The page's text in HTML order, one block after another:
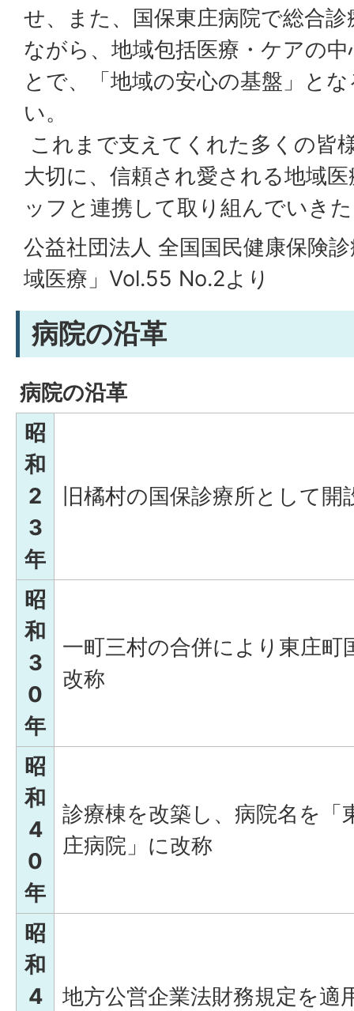
せ、また、国保東庄病院で総合
ながら、地域包括医療・ケアの
とで、「地域の安心の基盤」と
い。
これまで支えてくれた多くの皆
大切に、信頼され愛される地域
ッフと連携して取り組んでいき
公益社団法人 全国国民健康保険
域医療」Vol.55 No.2より
病院の沿革
病院の沿革
昭
和
2
3
年
旧橘村の国保診療所として開
昭
和
3
0
年
一町三村の合併により東庄町
改称
昭
和
4
0
年
診療棟を改築し、病院名を「
庄病院」に改称
昭
和
4
地方公営企業法財務規定を適